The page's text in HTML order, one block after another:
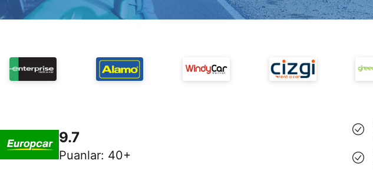
9.7
Puanlar: 40+